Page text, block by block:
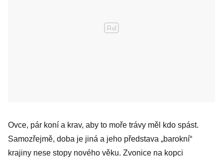
Ovce, pár koní a krav, aby to moře trávy měl kdo spást.
Samozřejmě, doba je jiná a jeho představa „barokní“
krajiny nese stopy nového věku. Zvonice na kopci